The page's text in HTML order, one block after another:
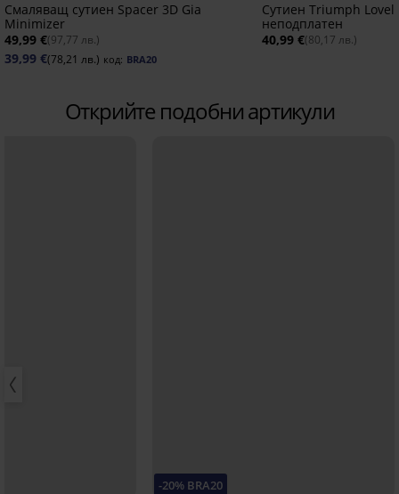
Смаляващ сутиен Spacer 3D Gia
Minimizer
49,99 €(97,77 лв.)
39,99 €(78,21 лв.) код: BRA20
Сутиен Triumph
неподплатен
40,99 €(80,17 лв.)
Открийте подобни артикули
-20% BRA20